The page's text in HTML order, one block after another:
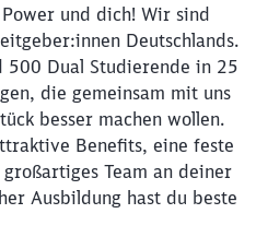
und dich! Wir sind
Deutschlands.
500 Dual Studierende in 25
die gemeinsam mit uns
besser machen wollen.
Benefits, eine feste
Team an deiner
Ausbildung hast du beste